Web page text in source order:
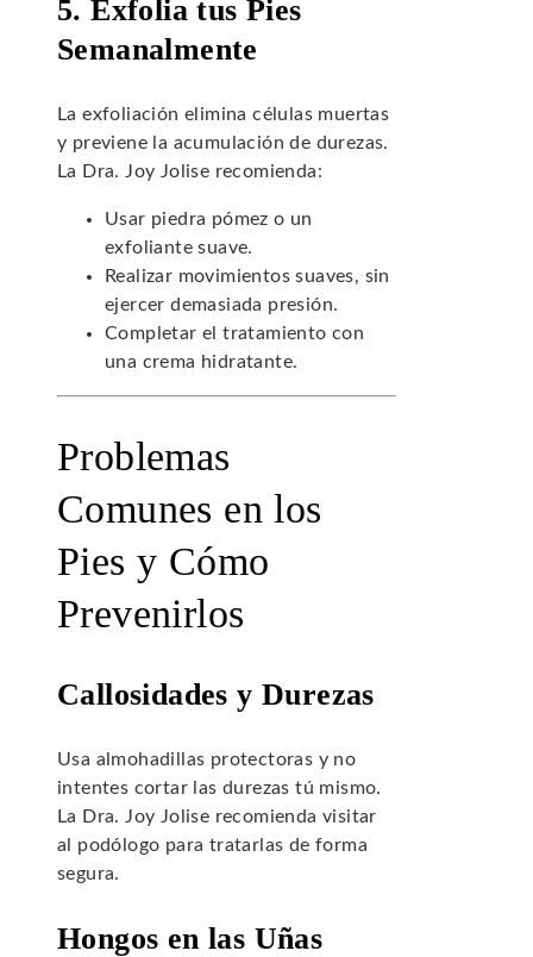
5. Exfolia tus Pies
Semanalmente
La exfoliación elimina células muertas
y previene la acumulación de durezas.
La Dra. Joy Jolise recomienda:
Usar piedra pómez o un
exfoliante suave.
Realizar movimientos suaves, sin
ejercer demasiada presión.
Completar el tratamiento con
una crema hidratante.
Problemas
Comunes en los
Pies y Cómo
Prevenirlos
Callosidades y Durezas
Usa almohadillas protectoras y no
intentes cortar las durezas tú mismo.
La Dra. Joy Jolise recomienda visitar
al podólogo para tratarlas de forma
segura.
Hongos en las Uñas